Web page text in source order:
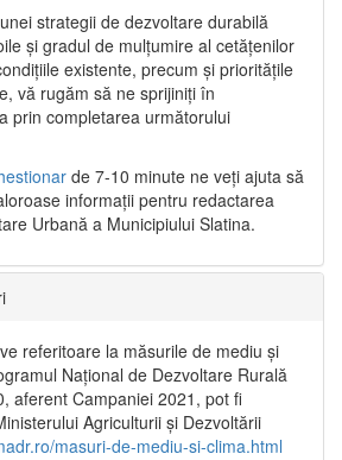
strategii de dezvoltare durabilă
și gradul de mulțumire al cetățenilor
existente, precum și prioritățile
vă rugăm să ne sprijiniți în
prin completarea următorului
de 7-10 minute ne veți ajuta să
informații pentru redactarea
Urbană a Municipiului Slatina.
referitoare la măsurile de mediu și
Național de Dezvoltare Rurală
aferent Campaniei 2021, pot fi
Agriculturii și Dezvoltării
masuri-de-mediu-si-clima.html